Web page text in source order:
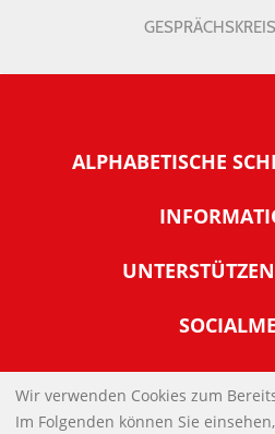
ALPHABETISCHE
Warum
Tipps zur Nutzung der
Banner und E-
Links
Werden Sie
Spenden Sie
Wir verwenden Cookies zum
Im Folgenden können Sie